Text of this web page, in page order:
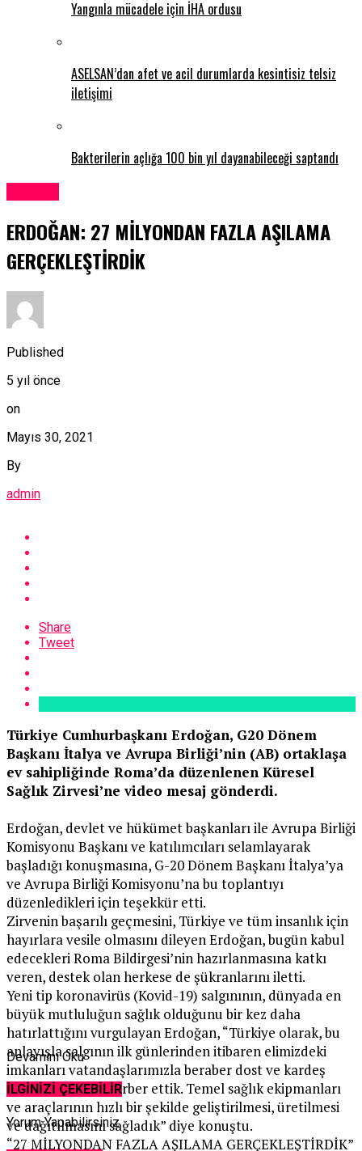
Yangınla mücadele için İHA ordusu
ASELSAN’dan afet ve acil durumlarda kesintisiz telsiz
iletişimi
Bakterilerin açlığa 100 bin yıl dayanabileceği saptandı
ERDOĞAN: 27 MİLYONDAN FAZLA AŞILAMA
GERÇEKLEŞTİRDİK
Published
5 yıl önce
on
Mayıs 30, 2021
By
admin
Share
Tweet
Türkiye Cumhurbaşkanı Erdoğan, G20 Dönem
Başkanı İtalya ve Avrupa Birliği’nin (AB) ortaklaşa
ev sahipliğinde Roma’da düzenlenen Küresel
Sağlık Zirvesi’ne video mesaj gönderdi.
Erdoğan, devlet ve hükümet başkanları ile Avrupa Birliği
Komisyonu Başkanı ve katılımcıları selamlayarak
başladığı konuşmasına, G-20 Dönem Başkanı İtalya’ya
ve Avrupa Birliği Komisyonu’na bu toplantıyı
düzenledikleri için teşekkür etti.
Zirvenin başarılı geçmesini, Türkiye ve tüm insanlık için
hayırlara vesile olmasını dileyen Erdoğan, bugün kabul
edecekleri Roma Bildirgesi’nin hazırlanmasına katkı
veren, destek olan herkese de şükranlarını iletti.
Yeni tip koronavirüs (Kovid-19) salgınının, dünyada en
büyük mutluluğun sağlık olduğunu bir kez daha
hatırlattığını vurgulayan Erdoğan, “Türkiye olarak, bu
anlayışla salgının ilk günlerinden itibaren elimizdeki
imkanları vatandaşlarımızla beraber dost ve kardeş
ülkeler için de seferber ettik. Temel sağlık ekipmanları
ve araçlarının hızlı bir şekilde geliştirilmesi, üretilmesi
ve dağıtılmasını sağladık” diye konuştu.
“27 MİLYONDAN FAZLA AŞILAMA GERÇEKLEŞTİRDİK”
Devamını Oku
İLGİNİZİ ÇEKEBİLİR
Yorum Yapabilirsiniz